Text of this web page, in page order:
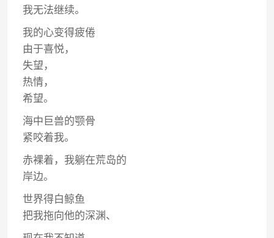
我无法继续。
我的心变得疲倦
由于喜悦，
失望，
热情，
希望。
海中巨兽的颚骨
紧咬着我。
赤裸着，我躺在荒岛的
岸边。
世界得白鲸鱼
把我拖向他的深渊、